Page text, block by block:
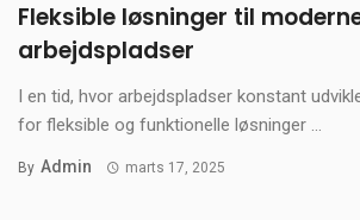
Fleksible løsninger til
arbejdspladser
I en tid, hvor arbejdspladser konstant
for fleksible og funktionelle løsninger ...
By Admin marts 17, 2025